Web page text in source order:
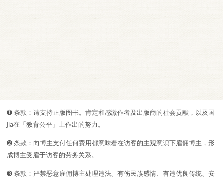
➊️ 条款：请支持正版图书。肯定和感激作者及出版商的社会贡献，以及国
Jia在「教育公平」上作出的努力。
➋️️ 条款：向博主支付任何费用都意味着在访客的主观意识下雇佣博主，形
成博主受雇于访客的劳务关系。
➌ 条款：严禁恶意雇佣博主处理违法、有伤民族感情、有违优良传统、安